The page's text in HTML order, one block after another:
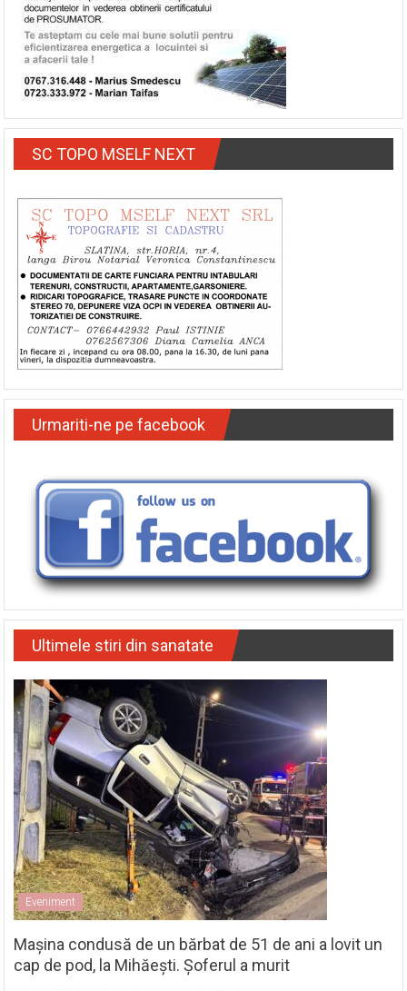
SC TOPO MSELF NEXT
Urmariti-ne pe facebook
Ultimele stiri din sanatate
Eveniment
Mașina condusă de un bărbat de 51 de ani a lovit un
cap de pod, la Mihăești. Șoferul a murit